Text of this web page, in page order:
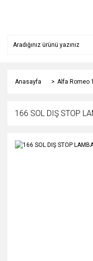
Anasayfa Alfa Romeo
166 SOL DIŞ STOP